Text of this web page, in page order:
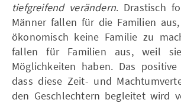
tiefgreifend verändern. Drastisch
Männer fallen für die Familien
ökonomisch keine Familie zu
fallen für Familien aus, weil
Möglichkeiten haben. Das
dass diese Zeit- und
den Geschlechtern begleitet wird